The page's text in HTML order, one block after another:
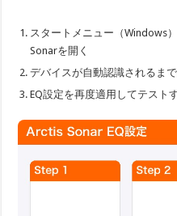
スタートメニュー（Windows
Sonarを開く
デバイスが自動認識されるま
EQ設定を再度適用してテスト